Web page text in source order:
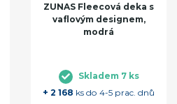
ZUNAS Fleecová deka s
vaflovým designem,
modrá
Skladem 7 ks
+ 2 168 ks do 4-5 prac. dnů